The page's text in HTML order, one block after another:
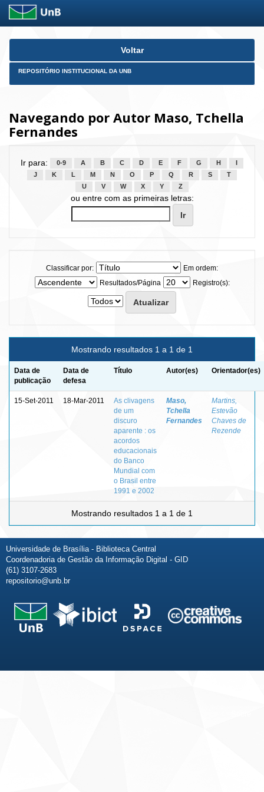
Skip
Voltar
REPOSITÓRIO INSTITUCIONAL DA UNB
Navegando por Autor Maso, Tchella
Fernandes
Ir para: 0-9 A B C D E F G H
J
K L M N O P Q R S
T
U
V W X Y Z
ou entre com as primeiras letras:
Classificar por:
Em ordem:
Resultados/Página
Registro(s):
Mostrando resultados 1 a 1 de 1
Data de
publicação
Data de
defesa
Título Autor(es) Orientador(es)
15-Set-2011 18-Mar-2011
As clivagens
de um
discuro
aparente : os
acordos
educacionais
do Banco
Mundial com
o Brasil entre
1991 e 2002
Maso,
Tchella
Fernandes
Martins,
Estevão
Chaves de
Rezende
Mostrando resultados 1 a 1 de 1
Universidade de Brasília - Biblioteca Central
Coordenadoria de Gestão da Informação Digital - GID
(61) 3107-2683
repositorio@unb.br